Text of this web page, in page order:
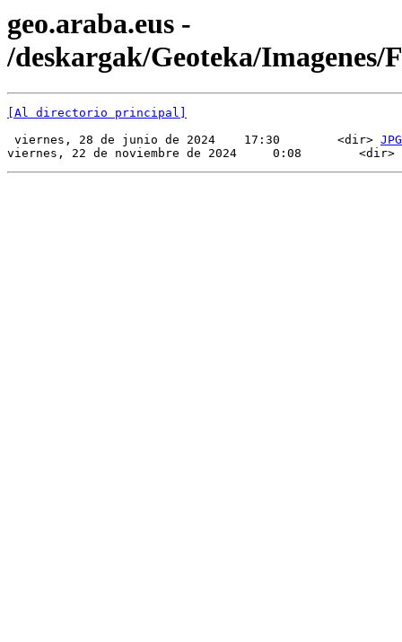
geo.araba.eus -
/deskargak/Geoteka/Imagenes/
[Al directorio principal]
viernes, 28 de junio de 2024    17:30        <dir> JPG
viernes, 22 de noviembre de 2024     0:08        <dir>